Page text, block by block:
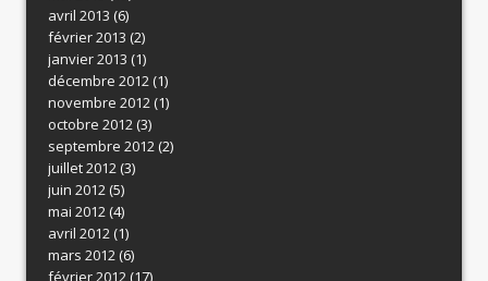
avril 2013 (6)
février 2013 (2)
janvier 2013 (1)
décembre 2012(1)
novembre 2012(1)
octobre 2012(3)
septembre 2012(2)
juillet 2012(3)
juin 2012(5)
mai 2012(4)
avril 2012(1)
mars 2012(6)
février 2012(17)